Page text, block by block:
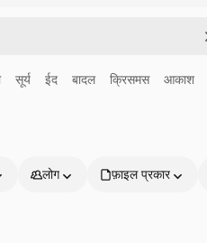
सूर्य ईद बादल क्रिसमस आकाश
लोग फ़ाइल प्रकार